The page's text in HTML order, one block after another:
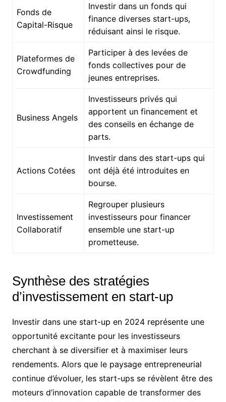
Fonds de
Capital-Risque
Investir dans un fonds qui
finance diverses start-ups,
réduisant ainsi le risque.
Plateformes de
Crowdfunding
Participer à des levées de
fonds collectives pour de
jeunes entreprises.
Business Angels
Investisseurs privés qui
apportent un financement et
des conseils en échange de
parts.
Actions Cotées
Investir dans des start-ups qui
ont déjà été introduites en
bourse.
Investissement
Collaboratif
Regrouper plusieurs
investisseurs pour financer
ensemble une start-up
prometteuse.
Synthèse des stratégies
d’investissement en start-up
Investir dans une start-up en 2024 représente une
opportunité excitante pour les investisseurs
cherchant à se diversifier et à maximiser leurs
rendements. Alors que le paysage entrepreneurial
continue d’évoluer, les start-ups se révèlent être des
moteurs d’innovation capable de transformer des